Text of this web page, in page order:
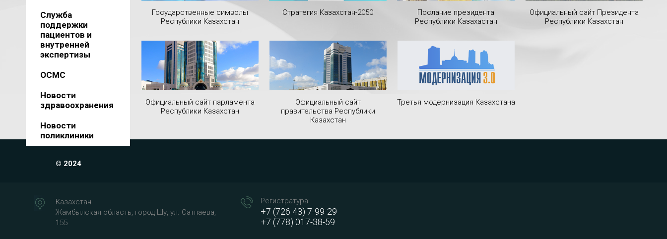
Служба
поддержки
пациентов и
внутренней
экспертизы
ОСМС
Новости
здравоохранения
Новости
поликлиники
Государственные символы
Республики Казахстан
Стратегия Казахстан-2050
Послание президента
Республики Казахастан
Официальный сайт Президента
Республики Казахстан
Официальный сайт парламента
Республики Казахстан
Официальный сайт
правительства Республики
Казахстан
Третья модернизация Казахстана
© 2024
Казахстан
Жамбылская область, город Шу, ул. Сатпаева,
155
Регистратура:
+7 (726 43) 7-99-29
+7 (778) 017-38-59